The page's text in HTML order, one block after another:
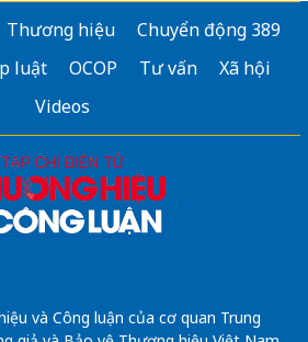
giá rẻ
ParkHóc Môn
Thương hiệu
Chuyển động 389
luật
OCOP Tư vấn
Xã hội
Videos
và Công luận của cơ quan Trung